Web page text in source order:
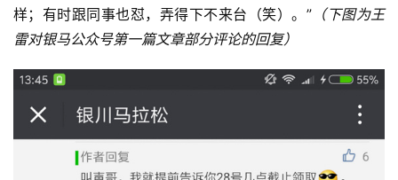
样；有时跟同事也怼，弄得下不来台（笑）。”（下图为王
雷对银马公众号第一篇文章部分评论的回复）